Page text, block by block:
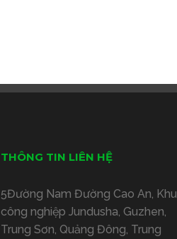
THÔNG TIN LIÊN HỆ
5Đường Nam Đường Cao An, Khu
công nghiệp Jundusha, Guzhen,
Trung Sơn, Quảng Đông, Trung